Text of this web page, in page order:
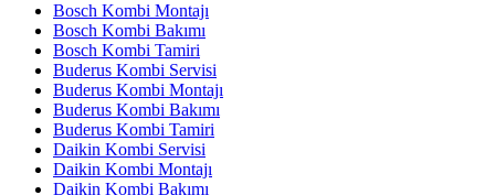
Bosch Kombi Montajı
Bosch Kombi Bakımı
Bosch Kombi Tamiri
Buderus Kombi Servisi
Buderus Kombi Montajı
Buderus Kombi Bakımı
Buderus Kombi Tamiri
Daikin Kombi Servisi
Daikin Kombi Montajı
Daikin Kombi Bakımı